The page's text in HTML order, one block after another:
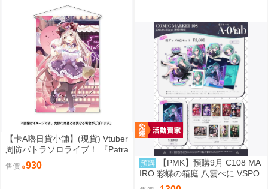
【卡A嚕日貨小舖】(現貨) Vtuber
周防パトラソロライブ！ 『Patra
Suou Sololive kawaii holic shibu
ya”』 B2掛軸
售價 930 預購
【PMK】預購9月 C108 MA
IRO 彩蝶の箱庭 八雲べに VSPO